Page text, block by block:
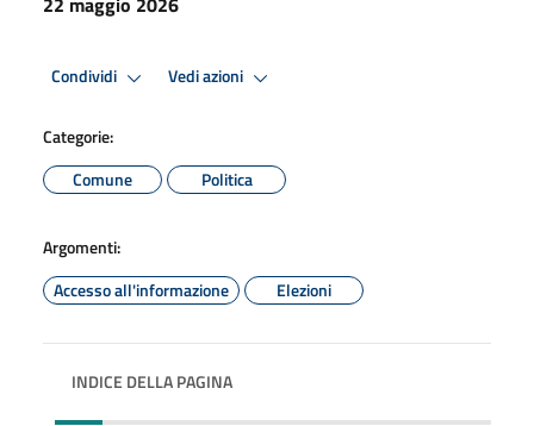
Condividi Vedi azioni
Categorie:
Comune
Politica
Argomenti:
Accesso all'informazione
Elezioni
INDICE DELLA PAGINA